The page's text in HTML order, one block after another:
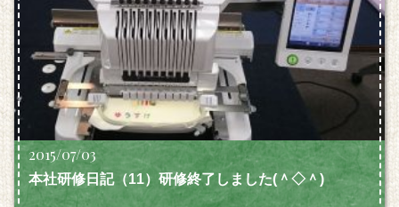
2015/07/03
本社研修日記（11）研修終了しました(＾◇＾)